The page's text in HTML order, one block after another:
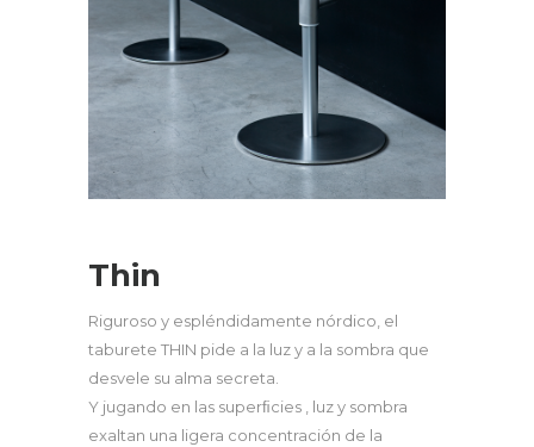
Thin
Riguroso y espléndidamente nórdico, el
taburete THIN pide a la luz y a la sombra que
desvele su alma secreta.
Y jugando en las superﬁcies , luz y sombra
exaltan una ligera concentración de la